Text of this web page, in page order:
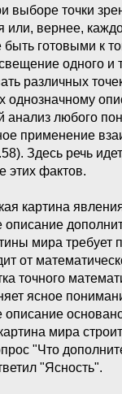
выборе точки
или, вернее,
готовыми к
одного и
различных
однозначному
анализ любого
применение
Здесь речь
этих фактов.
картина
описание
мира требует
от
точного
ясное
описание
мира
"Что
"Ясность".